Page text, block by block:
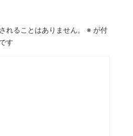
れることはありません。 ※ が付
す